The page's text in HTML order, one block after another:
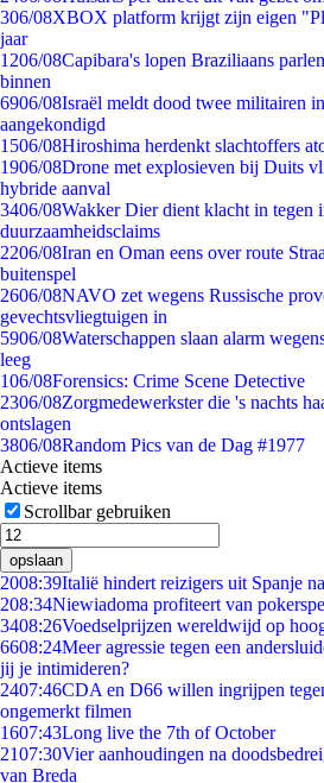
306/08XBOX platform krijgt zijn eigen
jaar
1206/08Capibara's lopen Braziliaans
binnen
6906/08Israël meldt dood twee militairen
aangekondigd
1506/08Hiroshima herdenkt slachtoffers
1906/08Drone met explosieven bij Duits
hybride aanval
3406/08Wakker Dier dient klacht in tegen
duurzaamheidsclaims
2206/08Iran en Oman eens over route
buitenspel
2606/08NAVO zet wegens Russische
gevechtsvliegtuigen in
5906/08Waterschappen slaan alarm
leeg
106/08Forensics: Crime Scene Detective
2306/08Zorgmedewerkster die 's nachts
ontslagen
3806/08Random Pics van de Dag #1977
Actieve items
Actieve items
Scrollbar gebruiken
opslaan
2008:39Italië hindert reizigers uit Spanje
208:34Niewiadoma profiteert van
3408:26Voedselprijzen wereldwijd op
6608:24Meer agressie tegen een
jij je intimideren?
2407:46CDA en D66 willen ingrijpen
ongemerkt filmen
1607:43Long live the 7th of October
2107:30Vier aanhoudingen na
van Breda